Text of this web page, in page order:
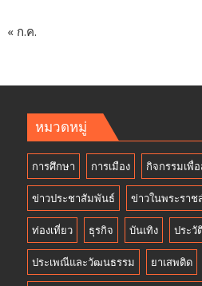
« ก.ค.
หมวดหมู่
การศึกษา การเมือง กิจกรรมเพื่
ข่าวประชาสัมพันธ์ ข่าวในพระราช
ท่องเที่ยว ธุรกิจ บันเทิง ประวั
ประเพณีและวัฒนธรรม ยาเสพติด